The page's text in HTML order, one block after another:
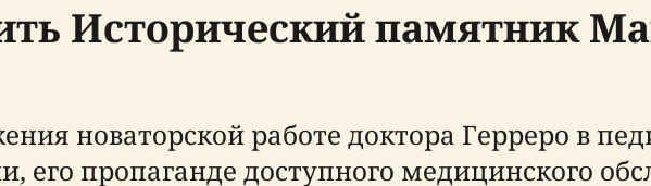
Исторический памятник
новаторской работе доктора Герреро в
его пропаганде доступного медицинского